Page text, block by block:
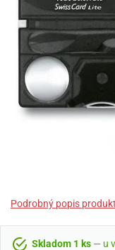
Podrobný popis
Skladom 1 ks — u